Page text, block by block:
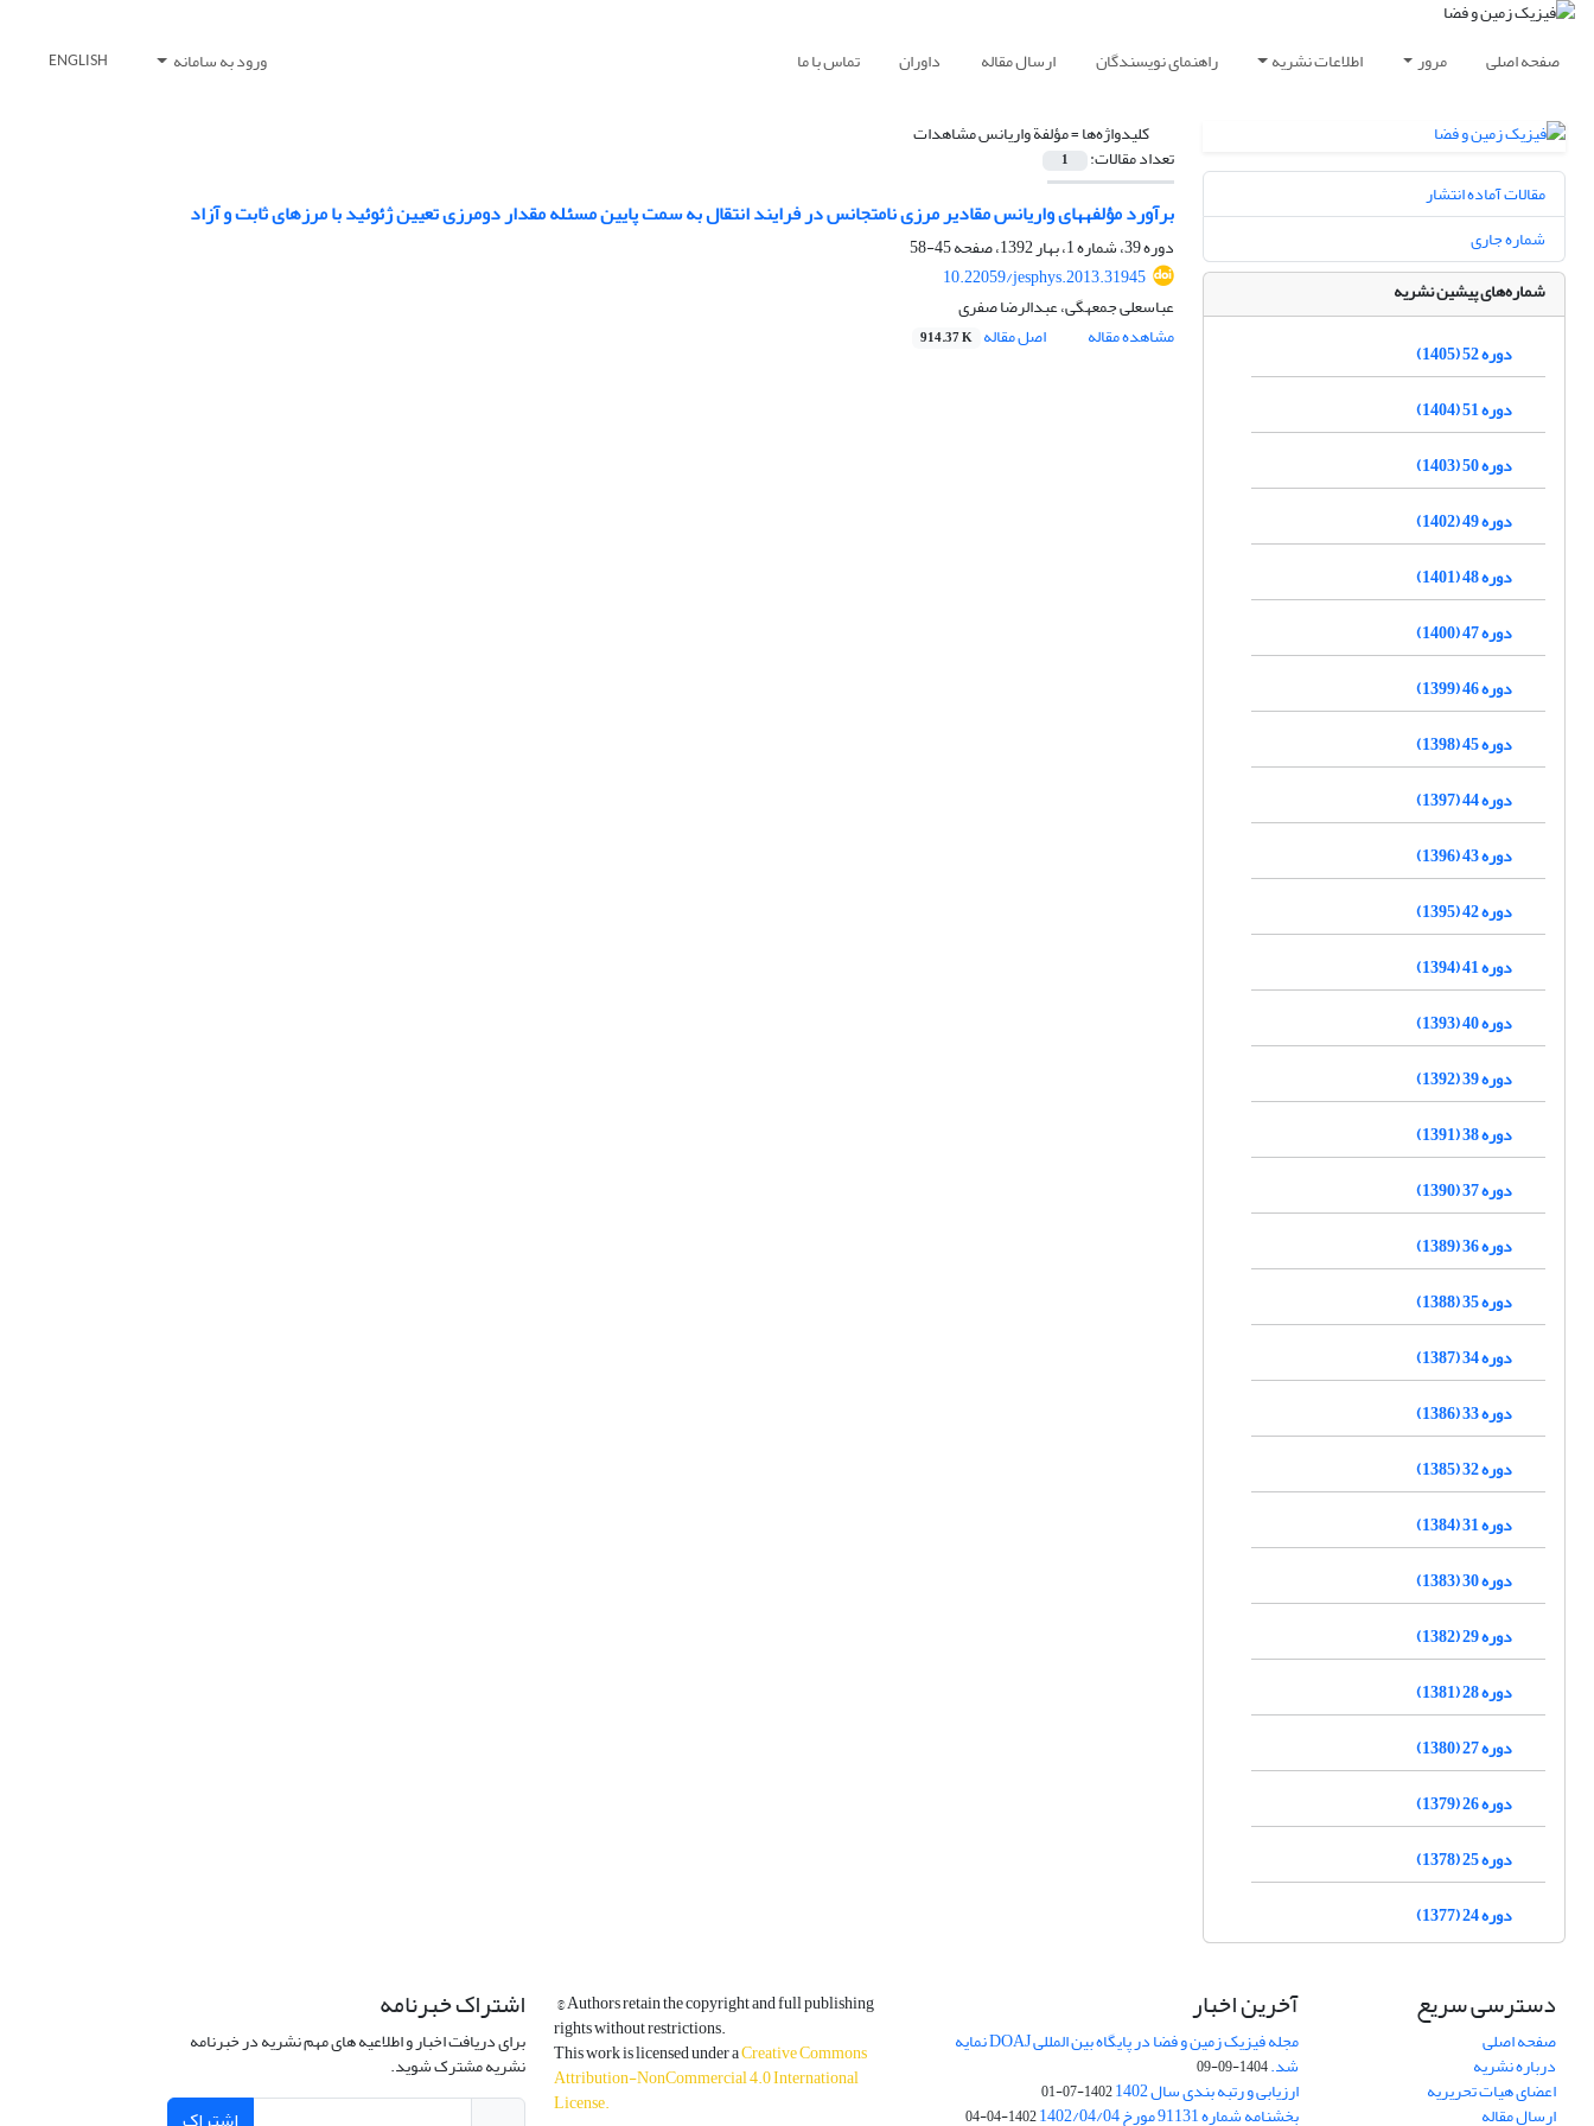
صفحه اصلی مرور اطلاعات نشریه راهنمای نویسندگان ارسال مقاله داوران تماس با ما ورود به سامانه ENGLISH
کلیدواژه‌ها =مؤلفة واریانس مشاهدات
تعداد مقالات: 1
برآورد مؤلفه‎های واریانس مقادیر مرزی نامتجانس در فرایند انتقال به سمت پایین مسئله مقدار دومرزی تعیین ژئوئید با مرزهای ثابت و آزاد
دوره 39، شماره 1، بهار 1392، صفحه
45-58
10.22059/jesphys.2013.31945
عباسعلی جمعه‎گی، عبدالرضا صفری
مشاهده مقاله
اصل مقاله 914.37 K
مقالات آماده انتشار
شماره جاری
شماره‌های پیشین نشریه
دوره 52 (1405)
دوره 51 (1404)
دوره 50 (1403)
دوره 49 (1402)
دوره 48 (1401)
دوره 47 (1400)
دوره 46 (1399)
دوره 45 (1398)
دوره 44 (1397)
دوره 43 (1396)
دوره 42 (1395)
دوره 41 (1394)
دوره 40 (1393)
دوره 39 (1392)
دوره 38 (1391)
دوره 37 (1390)
دوره 36 (1389)
دوره 35 (1388)
دوره 34 (1387)
دوره 33 (1386)
دوره 32 (1385)
دوره 31 (1384)
دوره 30 (1383)
دوره 29 (1382)
دوره 28 (1381)
دوره 27 (1380)
دوره 26 (1379)
دوره 25 (1378)
دوره 24 (1377)
دسترسی سریع
صفحه اصلی
درباره نشریه
اعضای هیات تحریریه
ارسال مقاله
آخرین اخبار
مجله فیزیک زمین و فضا در پایگاه بین المللی DOAJ نمایه
شد.1404-09-09
ارزیابی و رتبه بندی سال 1402 1402-07-01
بخشنامه شماره 91131 مورخ 1402/04/04 1402-04-04
© Authors retain the copyright and full publishing
rights without restrictions.
This work is licensed under aCreative Commons
Attribution-NonCommercial 4.0 International
License.
اشتراک خبرنامه
برای دریافت اخبار و اطلاعیه های مهم نشریه در خبرنامه
نشریه مشترک شوید.